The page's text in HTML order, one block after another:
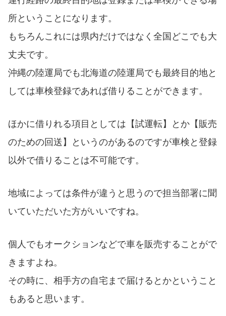
所ということになります。
もちろんこれには県内だけではなく全国どこでも大
丈夫です。
沖縄の陸運局でも北海道の陸運局でも最終目的地と
しては車検登録であれば借りることができます。
ほかに借りれる項目としては【試運転】とか【販売
のための回送】というのがあるのですが車検と登録
以外で借りることは不可能です。
地域によっては条件が違うと思うので担当部署に聞
いていただいた方がいいですね。
個人でもオークションなどで車を販売することがで
きますよね。
その時に、相手方の自宅まで届けるとかということ
もあると思います。